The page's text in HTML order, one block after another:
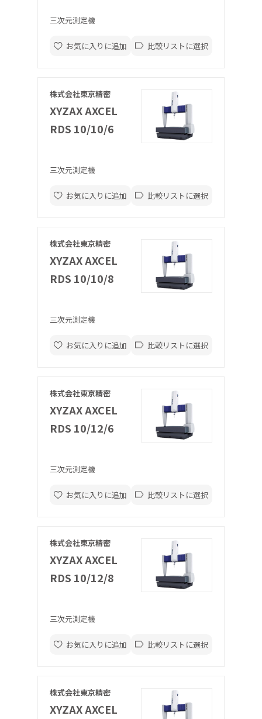
三次元測定機
お気に入りに追加 比較リストに選択
株式会社東京精密
XYZAX AXCEL
RDS 10/10/6
三次元測定機
お気に入りに追加 比較リストに選択
株式会社東京精密
XYZAX AXCEL
RDS 10/10/8
三次元測定機
お気に入りに追加 比較リストに選択
株式会社東京精密
XYZAX AXCEL
RDS 10/12/6
三次元測定機
お気に入りに追加 比較リストに選択
株式会社東京精密
XYZAX AXCEL
RDS 10/12/8
三次元測定機
お気に入りに追加 比較リストに選択
株式会社東京精密
XYZAX AXCEL